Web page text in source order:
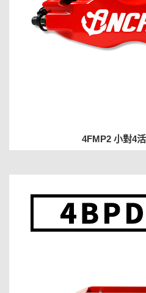
4FMP2 小對4